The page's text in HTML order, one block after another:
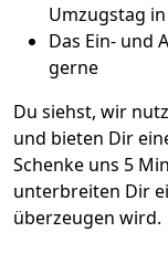
Umzugstag
Das Ein- und
gerne
Du siehst, wir
und bieten Dir
Schenke uns 5
unterbreiten Dir
überzeugen wird.